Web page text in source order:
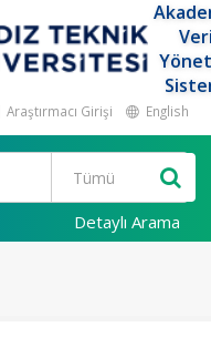
Araştırmacı Girişi English
Detaylı Arama